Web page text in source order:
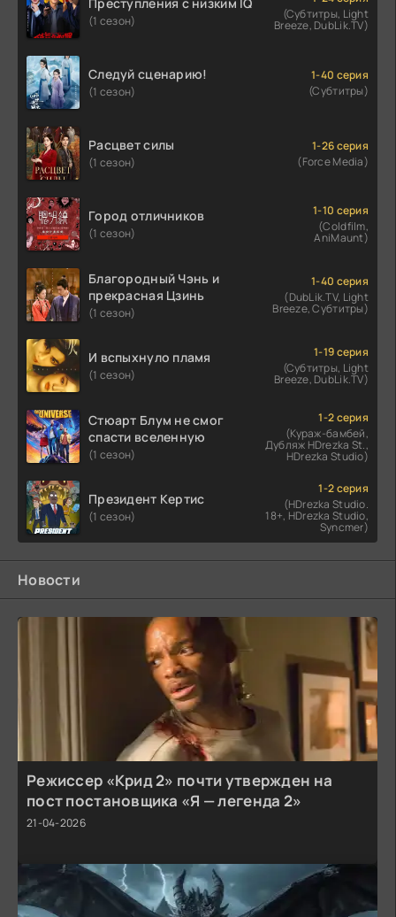
Преступления с низким IQ
(1 сезон)
(Субтитры, Light
Breeze, DubLik.TV)
Следуй сценарию!
(1 сезон)
1-40 серия
(Субтитры)
Расцвет силы
(1 сезон)
1-26 серия
(Force Media)
Город отличников
(1 сезон)
1-10 серия
(Coldfilm,
AniMaunt)
Благородный Чэнь и
прекрасная Цзинь
(1 сезон)
1-40 серия
(DubLik.TV, Light
Breeze, Субтитры)
И вспыхнуло пламя
(1 сезон)
1-19 серия
(Субтитры, Light
Breeze, DubLik.TV)
Стюарт Блум не смог
спасти вселенную
(1 сезон)
1-2 серия
(Кураж-бамбей,
Дубляж HDrezka St.,
HDrezka Studio)
Президент Кертис
(1 сезон)
1-2 серия
(HDrezka Studio.
18+, HDrezka Studio,
Syncmer)
Новости
Режиссер «Крид 2» почти утвержден на
пост постановщика «Я — легенда 2»
21-04-2026